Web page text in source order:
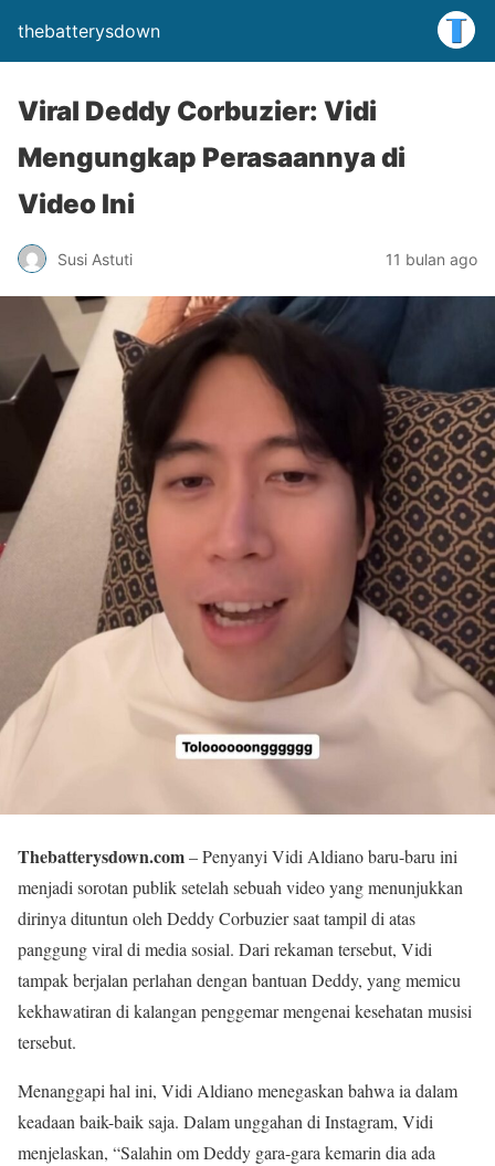
thebatterysdown
Viral Deddy Corbuzier: Vidi
Mengungkap Perasaannya di
Video Ini
Susi Astuti 11 bulan ago
Thebatterysdown.com– Penyanyi Vidi Aldiano baru-baru ini
menjadi sorotan publik setelah sebuah video yang menunjukkan
dirinya dituntun oleh Deddy Corbuzier saat tampil di atas
panggung viral di media sosial. Dari rekaman tersebut, Vidi
tampak berjalan perlahan dengan bantuan Deddy, yang memicu
kekhawatiran di kalangan penggemar mengenai kesehatan musisi
tersebut.
Menanggapi hal ini, Vidi Aldiano menegaskan bahwa ia dalam
keadaan baik-baik saja. Dalam unggahan di Instagram, Vidi
menjelaskan, “Salahin om Deddy gara-gara kemarin dia ada